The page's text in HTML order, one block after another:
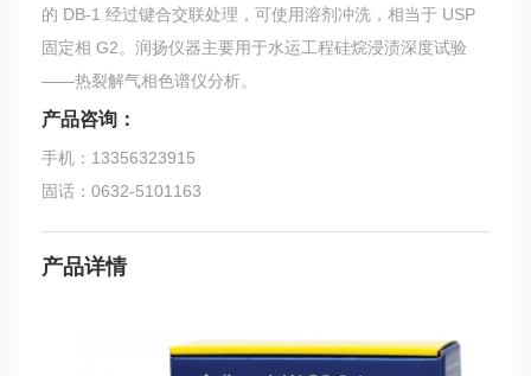
的 DB-1 经过键合交联处理，可使用溶剂冲洗，相当于 USP
固定相 G2。润扬仪器主要用于水运工程硅烷浸渍深度试验
——热裂解气相色谱仪分析。
产品咨询：
手机：13356323915
固话：0632-5101163
产品详情